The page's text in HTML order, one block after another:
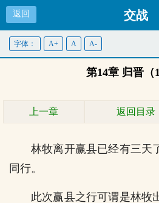
返回 交战
字体： A+ A A-
第14章 归晋（1
上一章 返回目录
林牧离开赢县已经有三天
同行。
此次赢县之行可谓是林牧